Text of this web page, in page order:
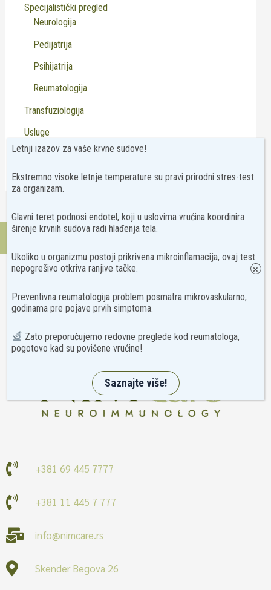
Specijalistički pregled
Neurologija
Pedijatrija
Psihijatrija
Reumatologija
Transfuziologija
Usluge
Virusologija
Kontakt
+381 69 445 7777
+381 11 445 7 777
info@nimcare.rs
Skender Begova 26
Letnji izazov za vaše krvne sudove!
Ekstremno visoke letnje temperature su pravi prirodni stres-test
za organizam.
Glavni teret podnosi endotel, koji u uslovima vrućina koordinira
širenje krvnih sudova radi hlađenja tela.
Ukoliko u organizmu postoji prikrivena mikroinflamacija, ovaj test
nepogrešivo otkriva ranjive tačke.
Preventivna reumatologija problem posmatra mikrovaskularno,
godinama pre pojave prvih simptoma.
Zato preporučujemo redovne preglede kod reumatologa,
pogotovo kad su povišene vrućine!
Saznajte više!
×